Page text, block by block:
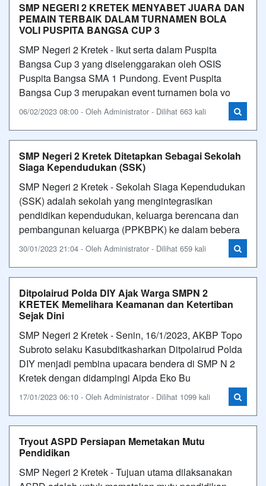
SMP NEGERI 2 KRETEK MENYABET JUARA DAN
PEMAIN TERBAIK DALAM TURNAMEN BOLA
VOLI PUSPITA BANGSA CUP 3
SMP Negeri 2 Kretek - Ikut serta dalam Puspita
Bangsa Cup 3 yang diselenggarakan oleh OSIS
Puspita Bangsa SMA 1 Pundong. Event Puspita
Bangsa Cup 3 merupakan event turnamen bola vo
06/02/2023 08:00 - Oleh Administrator - Dilihat 663 kali
SMP Negeri 2 Kretek Ditetapkan Sebagai Sekolah
Siaga Kependudukan (SSK)
SMP Negeri 2 Kretek - Sekolah Siaga Kependudukan
(SSK) adalah sekolah yang mengintegrasikan
pendidikan kependudukan, keluarga berencana dan
pembangunan keluarga (PPKBPK) ke dalam bebera
30/01/2023 21:04 - Oleh Administrator - Dilihat 659 kali
Ditpolairud Polda DIY Ajak Warga SMPN 2
KRETEK Memelihara Keamanan dan Ketertiban
Sejak Dini
SMP Negeri 2 Kretek - Senin, 16/1/2023, AKBP Topo
Subroto selaku Kasubditkasharkan Ditpolairud Polda
DIY menjadi pembina upacara bendera di SMP N 2
Kretek dengan didampingi Aipda Eko Bu
17/01/2023 06:10 - Oleh Administrator - Dilihat 1099 kali
Tryout ASPD Persiapan Memetakan Mutu
Pendidikan
SMP Negeri 2 Kretek - Tujuan utama dilaksanakan